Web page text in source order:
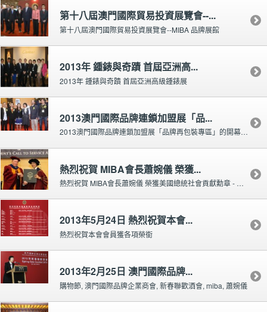
第十八屆澳門國際貿易投資展覽會--...
第十八屆澳門國際貿易投資展覽會--MIBA 品牌展館
2013年 鍾錶與奇蹟 首屆亞洲高...
2013年 鍾錶與奇蹟 首屆亞洲高級鍾錶展
2013澳門國際品牌連鎖加盟展「品...
2013澳門國際品牌連鎖加盟展「品牌再包裝專區」的開幕儀式及交流酒會
熱烈祝賀 MIBA會長蕭婉儀 榮獲...
熱烈祝賀 MIBA會長蕭婉儀 榮獲美國總統社會貢獻勳章 - 亞洲區傑出商業領袖獎
2013年5月24日 熱烈祝賀本會...
熱烈祝賀本會會員獲各項榮銜
2013年2月25日 澳門國際品牌...
購物節, 澳門國際品牌企業商會, 新春聯歡酒會, miba, 蕭婉儀